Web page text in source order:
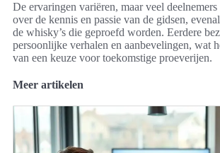
De ervaringen variëren, maar veel
over de kennis en passie van de gidsen,
de whisky’s die geproefd worden. Eerdere
persoonlijke verhalen en aanbevelingen, wat
van een keuze voor toekomstige proeverijen.
Meer artikelen